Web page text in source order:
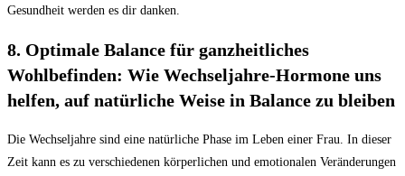
Gesundheit werden es dir danken.
8. Optimale Balance für ganzheitliches
Wohlbefinden: Wie Wechseljahre-Hormone uns
helfen, auf natürliche Weise in Balance zu bleiben
Die Wechseljahre sind eine natürliche Phase im Leben einer Frau. In dieser
Zeit kann es zu verschiedenen körperlichen und emotionalen Veränderungen